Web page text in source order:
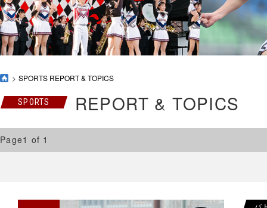
SPORTS REPORT & TOPICS
SPORTS REPORT & TOPICS
Page1 of 1
バ